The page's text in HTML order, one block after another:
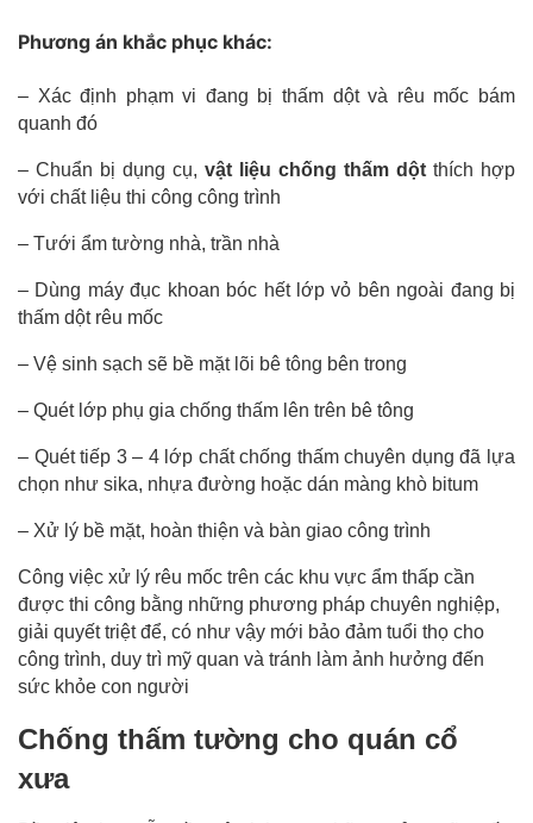
Phương án khắc phục khác:
– Xác định phạm vi đang bị thấm dột và rêu mốc bám
quanh đó
– Chuẩn bị dụng cụ, vật liệu chống thấm dột thích hợp
với chất liệu thi công công trình
– Tưới ẩm tường nhà, trần nhà
– Dùng máy đục khoan bóc hết lớp vỏ bên ngoài đang bị
thấm dột rêu mốc
– Vệ sinh sạch sẽ bề mặt lõi bê tông bên trong
– Quét lớp phụ gia chống thấm lên trên bê tông
– Quét tiếp 3 – 4 lớp chất chống thấm chuyên dụng đã lựa
chọn như sika, nhựa đường hoặc dán màng khò bitum
– Xử lý bề mặt, hoàn thiện và bàn giao công trình
Công việc xử lý rêu mốc trên các khu vực ẩm thấp cần
được thi công bằng những phương pháp chuyên nghiệp,
giải quyết triệt để, có như vậy mới bảo đảm tuổi thọ cho
công trình, duy trì mỹ quan và tránh làm ảnh hưởng đến
sức khỏe con người
Chống thấm tường cho quán cổ
xưa